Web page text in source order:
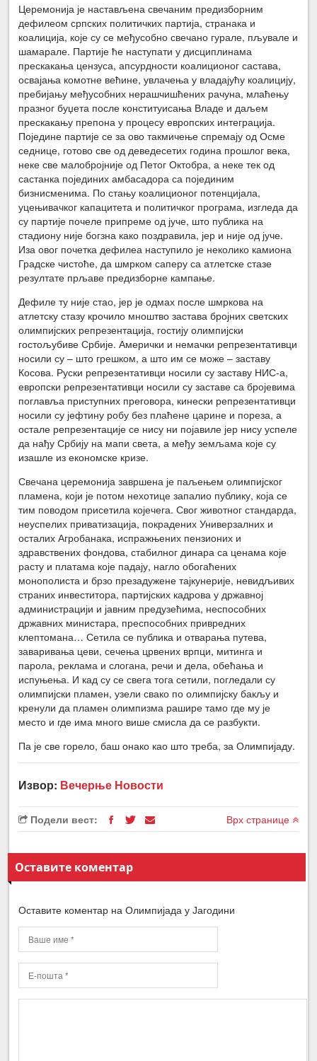
Церемонија је настављена свечаним предизборним
дефилеом српских политичких партија, странака и
коалиција, које су се међусобно свечано гурале, пљувале и
шамарале. Партије ће наступати у дисциплинама
прескакања цензуса, апсурдности коалиционог састава,
освајања комотне већине, увлачења у владајућу коалицију,
пребијању међусобних нерашчишћених рачуна, млаћењу
празног буџета после конституисања Владе и даљем
прескакању препона у процесу европских интеграција.
Поједине партије се за ово такмичење спремају од Осме
седнице, готово све од деведесетих година прошлог века,
неке све малобројније од Петог Октобра, а неке тек од
састанка појединих амбасадора са појединим
бизнисменима. По стању коалиционог потенцијала,
уцењивачког капацитета и политичког програма, изгледа да
су партије почеле припреме од јуче, што публика на
стадиону није богзна како поздравила, јер и није од јуче.
Иза овог почетка дефилеа наступило је неколико камиона
Градске чистоће, да шмрком саперу са атлетске стазе
резултате прљаве предизборне кампање.
Дефиле ту није стао, јер је одмах после шмркова на
атлетску стазу крочило мноштво застава бројних светских
олимпијских репрезентација, гостију олимпијски
гостољубиве Србије. Амерички и немачки репрезентативци
носили су – што грешком, а што им се може – заставу
Косова. Руски репрезентативци носили су заставу НИС-а,
европски репрезентативци носили су заставе са бројевима
поглавља приступних преговора, кинески репрезентативци
носили су јефтину робу без плаћене царине и пореза, а
остале репрезентације се нису ни појавиле јер нису успеле
да нађу Србију на мапи света, а међу земљама које су
изашле из економске кризе.
Свечана церемонија завршена је паљењем олимпијског
пламена, који је потом нехотице запалио публику, која се
тим поводом присетила којечега. Свог животног стандарда,
неуспелих приватизација, покрадених Универзалних и
осталих Агробанака, испражњених пензионих и
здравствених фондова, стабилног динара са ценама које
расту и платама које падају, нагло обогаћених
монополиста и брзо презадужене тајкунерије, невидљивих
страних инвеститора, партијских кадрова у државној
администрацији и јавним предузећима, неспособних
државних министара, преспособних привредних
клептомана… Сетила се публика и отварања путева,
заваривања цеви, сечења црвених врпци, митинга и
парола, реклама и слогана, речи и дела, обећања и
испуњења. И кад су се свега тога сетили, погледали су
олимпијски пламен, узели свако по олимпијску бакљу и
кренули да пламен олимпизма рашире тамо где му је
место и где има много више смисла да се разбукти.
Па је све горело, баш онако као што треба, за Олимпијаду.
Извор: Вечерње Новости
Подели вест: Врх странице
Оставите коментар
Оставите коментар на Олимпијада у Јагодини